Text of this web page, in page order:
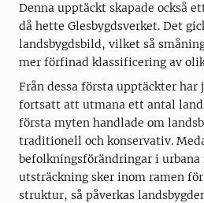
Denna upptäckt skapade också
då hette Glesbygdsverket. Det
landsbygdsbild, vilket så
mer förfinad klassificering av
Från dessa första upptäckter
fortsatt att utmana ett antal
första myten handlade om
traditionell och konservativ.
befolkningsförändringar i
utsträckning sker inom ramen
struktur, så påverkas